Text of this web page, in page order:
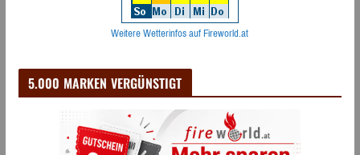
Weitere Wetterinfos auf Fireworld.at
5.000 MARKEN VERGÜNSTIGT